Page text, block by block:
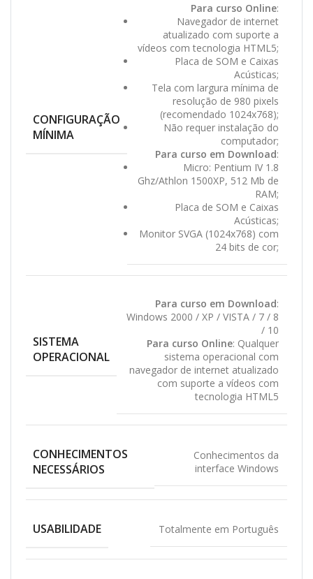
CONFIGURAÇÃO
MÍNIMA
Para curso Online:
Navegador de internet
atualizado com suporte a
vídeos com tecnologia HTML5;
Placa de SOM e Caixas
Acústicas;
Tela com largura mínima de
resolução de 980 pixels
(recomendado 1024x768);
Não requer instalação do
computador;
Para curso em Download:
Micro: Pentium IV 1.8
Ghz/Athlon 1500XP, 512 Mb de
RAM;
Placa de SOM e Caixas
Acústicas;
Monitor SVGA (1024x768) com
24 bits de cor;
SISTEMA
OPERACIONAL
Para curso em Download:
Windows 2000 / XP / VISTA / 7 / 8
/ 10
Para curso Online: Qualquer
sistema operacional com
navegador de internet atualizado
com suporte a vídeos com
tecnologia HTML5
CONHECIMENTOS
NECESSÁRIOS
Conhecimentos da
interface Windows
USABILIDADE Totalmente em Português